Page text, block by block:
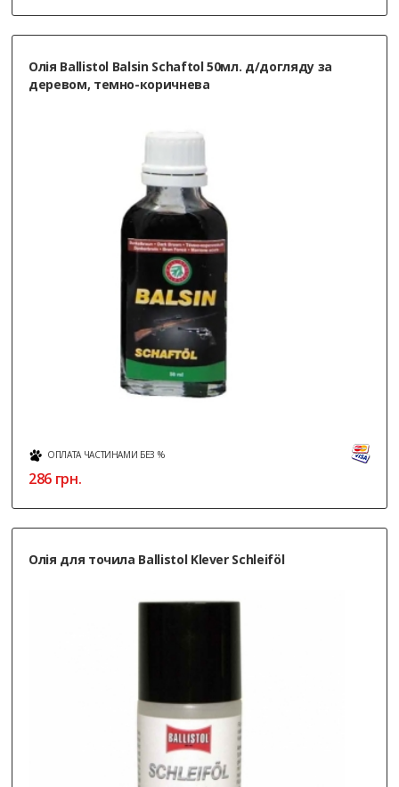
Олія Ballistol Balsin Schaftol 50мл. д/догляду за
деревом, темно-коричнева
ОПЛАТА ЧАСТИНАМИ БЕЗ %
286грн.
Олія для точила Ballistol Klever Schleiföl